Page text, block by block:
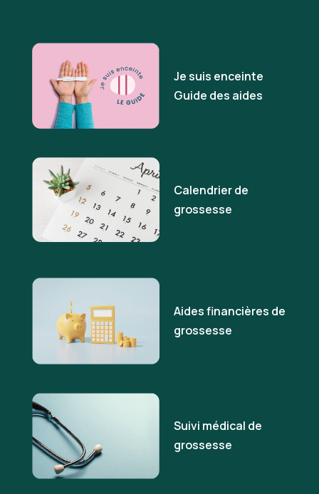
Je suis enceinte
Guide des aides
Calendrier de
grossesse
Aides financières de
grossesse
Suivi médical de
grossesse